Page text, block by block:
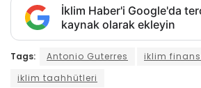
İklim Haber'i Google'da
kaynak olarak ekleyin
Tags: Antonio Guterres
iklim
iklim taahhütleri